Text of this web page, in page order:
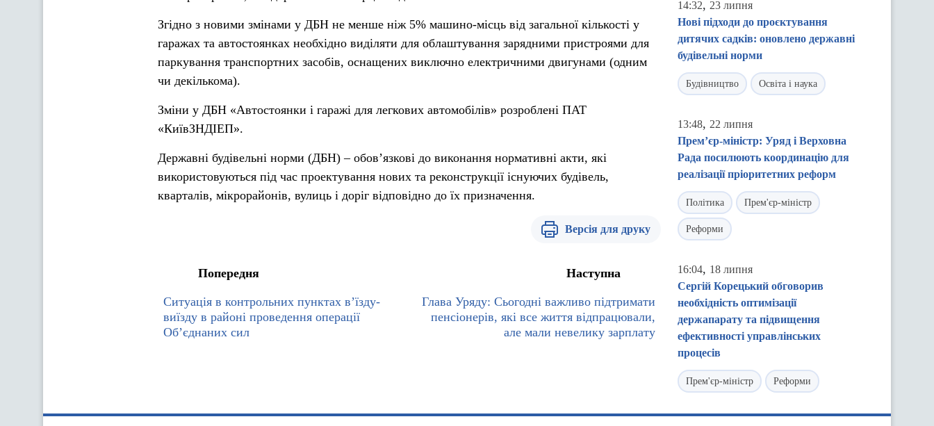
Згідно з новими змінами у ДБН не менше ніж 5% машино-місць від загальної кількості у
гаражах та автостоянках необхідно виділяти для облаштування зарядними пристроями для
паркування транспортних засобів, оснащених виключно електричними двигунами (одним
чи декількома).
Зміни у ДБН «Автостоянки і гаражі для легкових автомобілів» розроблені ПАТ
«КиївЗНДІЕП».
Державні будівельні норми (ДБН) – обов’язкові до виконання нормативні акти, які
використовуються під час проектування нових та реконструкції існуючих будівель,
кварталів, мікрорайонів, вулиць і доріг відповідно до їх призначення.
Версія для друку
Попередня
Ситуація в контрольних пунктах в’їзду-
виїзду в районі проведення операції
Об’єднаних сил
Наступна
Глава Уряду: Сьогодні важливо підтримати
пенсіонерів, які все життя відпрацювали,
але мали невелику зарплату
14:32, 23 липня
Нові підходи до проєктування
дитячих садків: оновлено державні
будівельні норми
Будівництво Освіта і наука
13:48, 22 липня
Прем’єр-міністр: Уряд і Верховна
Рада посилюють координацію для
реалізації пріоритетних реформ
Політика Прем'єр-міністр
Реформи
16:04, 18 липня
Сергій Корецький обговорив
необхідність оптимізації
держапарату та підвищення
ефективності управлінських
процесів
Прем'єр-міністр Реформи